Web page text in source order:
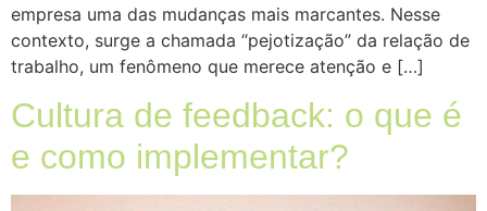
empresa uma das mudanças mais marcantes. Nesse
contexto, surge a chamada “pejotização” da relação de
trabalho, um fenômeno que merece atenção e […]
Cultura de feedback: o que é
e como implementar?